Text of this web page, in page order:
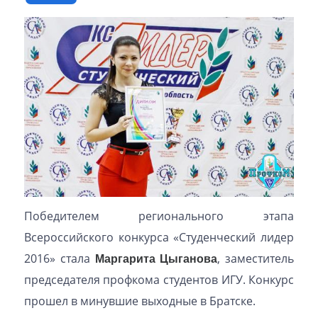
Победителем регионального этапа
Всероссийского конкурса «Студенческий лидер
2016» стала Маргарита Цыганова, заместитель
председателя профкома студентов ИГУ. Конкурс
прошел в минувшие выходные в Братске.